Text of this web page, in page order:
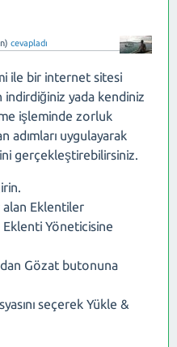
cevapladı
ile bir internet sitesi
yada kendiniz
işleminde zorluk
adımları uygulayarak
gerçekleştirebilirsiniz.
alan Eklentiler
Yöneticisine
Gözat butonuna
seçerek Yükle &